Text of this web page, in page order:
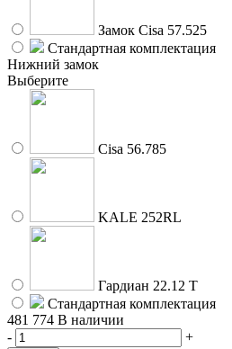
Замок Cisa 57.525
Стандартная комплектация
Нижний замок
Выберите
Cisa 56.785
KALE 252RL
Гардиан 22.12 Т
Стандартная комплектация
481 774 В наличии
-
+